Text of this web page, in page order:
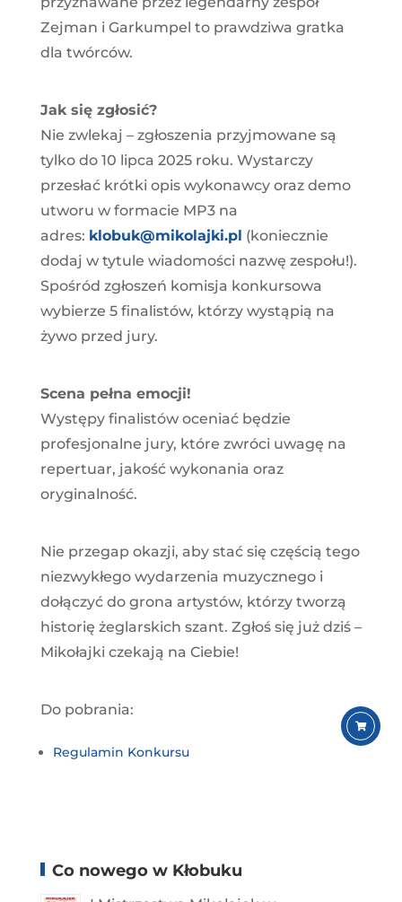
Zejman i Garkumpel to prawdziwa gratka
dla twórców.
Jak się zgłosić?
Nie zwlekaj – zgłoszenia przyjmowane są
tylko do 10 lipca 2025 roku. Wystarczy
przesłać krótki opis wykonawcy oraz demo
utworu w formacie MP3 na
adres: klobuk@mikolajki.pl (koniecznie
dodaj w tytule wiadomości nazwę zespołu!).
Spośród zgłoszeń komisja konkursowa
wybierze 5 finalistów, którzy wystąpią na
żywo przed jury.
Scena pełna emocji!
Występy finalistów oceniać będzie
profesjonalne jury, które zwróci uwagę na
repertuar, jakość wykonania oraz
oryginalność.
Nie przegap okazji, aby stać się częścią tego
niezwykłego wydarzenia muzycznego i
dołączyć do grona artystów, którzy tworzą
historię żeglarskich szant. Zgłoś się już dziś –
Mikołajki czekają na Ciebie!
Do pobrania:
Regulamin Konkursu
Co nowego w Kłobuku